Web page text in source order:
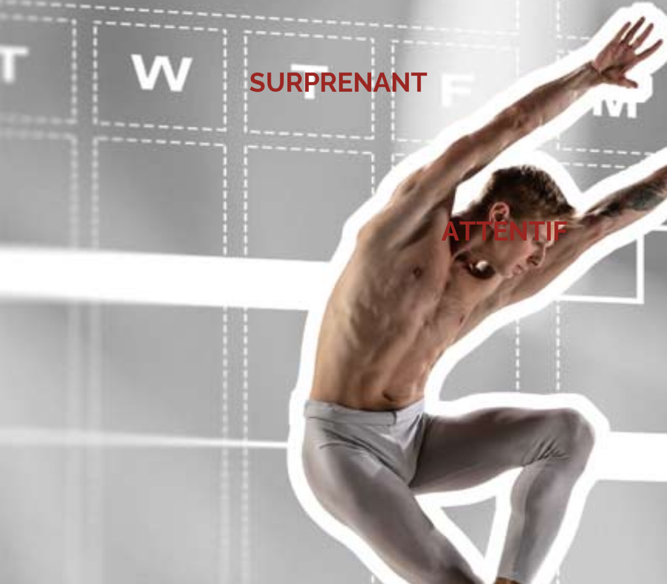
SURPRENANT
RE
ATTENTIF